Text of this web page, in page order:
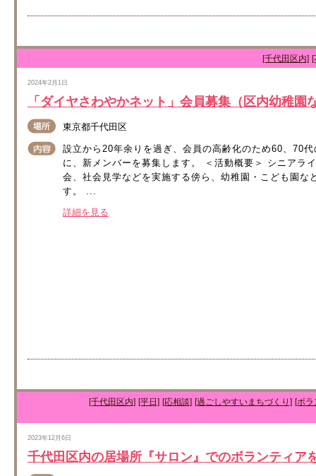
[千代田区内]
2024年2月1日
「ダイヤさわやかネット」会員募集（区内幼稚園
東京都千代田区
設立から20年余りを過ぎ、会員の高齢化のため60、70
に、新メンバーを募集します。 ＜活動概要＞ シニアラ
会、社会見学などを実施する傍ら、幼稚園・こども園
す。 ...
詳細を見る
[千代田区内] [平日] [応相談] [過ごしやすいまちづくり] [ボ
2023年12月6日
千代田区内の居場所『サロン』でのボランティア